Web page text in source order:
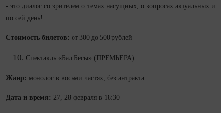
- это диалог со зрителем о темах насущных, о вопросах актуальных и
по сей день!
Стоимость билетов: от 300 до 500 рублей
Спектакль «Бал.Бесы» (ПРЕМЬЕРА)
Жанр: монолог в восьми частях, без антракта
Дата и время: 27, 28 февраля в 18:30